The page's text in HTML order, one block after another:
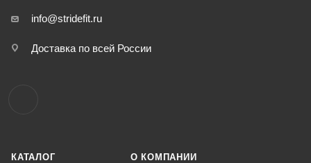
КАТАЛОГ О КОМПАНИИ
info@stridefit.ru
Доставка по всей России